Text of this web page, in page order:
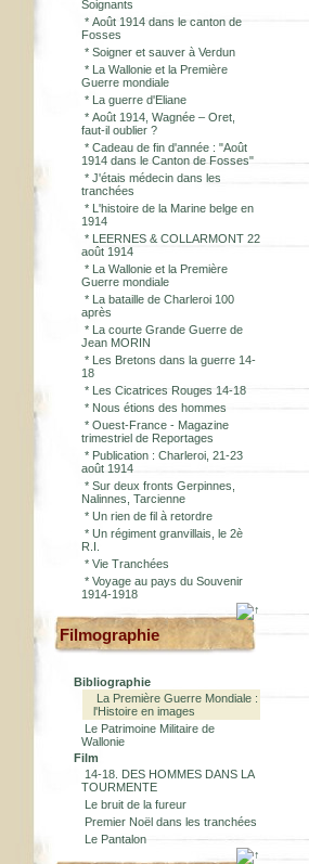
Soignants
* Août 1914 dans le canton de
Fosses
* Soigner et sauver à Verdun
* La Wallonie et la Première
Guerre mondiale
* La guerre d'Eliane
* Août 1914, Wagnée – Oret,
faut-il oublier ?
* Cadeau de fin d'année : "Août
1914 dans le Canton de Fosses"
* J'étais médecin dans les
tranchées
* L'histoire de la Marine belge en
1914
* LEERNES & COLLARMONT 22
août 1914
* La Wallonie et la Première
Guerre mondiale
* La bataille de Charleroi 100
après
* La courte Grande Guerre de
Jean MORIN
* Les Bretons dans la guerre 14-
18
* Les Cicatrices Rouges 14-18
* Nous étions des hommes
* Ouest-France - Magazine
trimestriel de Reportages
* Publication : Charleroi, 21-23
août 1914
* Sur deux fronts Gerpinnes,
Nalinnes, Tarcienne
* Un rien de fil à retordre
* Un régiment granvillais, le 2è
R.I.
* Vie Tranchées
* Voyage au pays du Souvenir
1914-1918
Filmographie
Bibliographie
La Première Guerre Mondiale :
l'Histoire en images
Le Patrimoine Militaire de
Wallonie
Film
14-18. DES HOMMES DANS LA
TOURMENTE
Le bruit de la fureur
Premier Noël dans les tranchées
Le Pantalon